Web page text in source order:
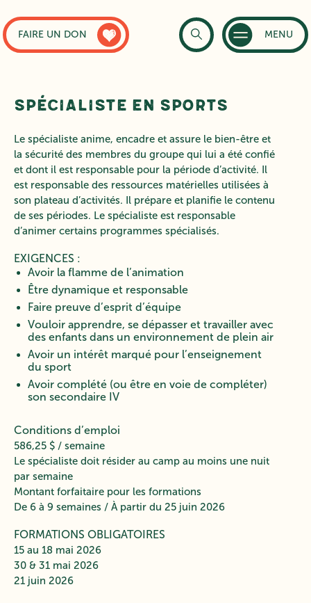
FAIRE UN DON MENU
Spécialiste en sports
Le spécialiste anime, encadre et assure le bien-être et
la sécurité des membres du groupe qui lui a été confié
et dont il est responsable pour la période d’activité. Il
est responsable des ressources matérielles utilisées à
son plateau d’activités. Il prépare et planifie le contenu
de ses périodes. Le spécialiste est responsable
d’animer certains programmes spécialisés.
EXIGENCES :
Avoir la flamme de l’animation
Être dynamique et responsable
Faire preuve d’esprit d’équipe
Vouloir apprendre, se dépasser et travailler avec
des enfants dans un environnement de plein air
Avoir un intérêt marqué pour l’enseignement
du sport
Avoir complété (ou être en voie de compléter)
son secondaire IV
Conditions d’emploi
586,25 $ / semaine
Le spécialiste doit résider au camp au moins une nuit
par semaine
Montant forfaitaire pour les formations
De 6 à 9 semaines / À partir du 25 juin 2026
FORMATIONS OBLIGATOIRES
15 au 18 mai 2026
30 & 31 mai 2026
21 juin 2026